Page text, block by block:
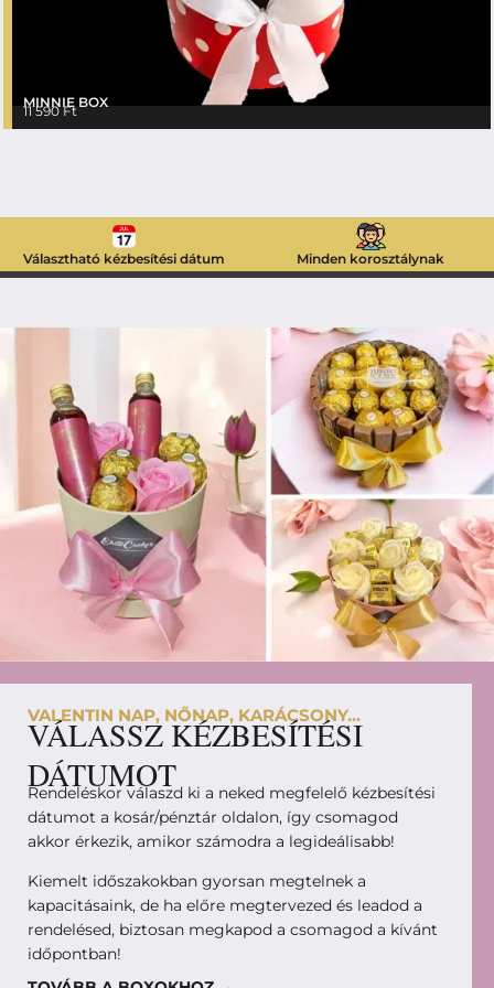
MINNIE BOX
11 590Ft
Választható kézbesítési dátum Minden korosztálynak
VALENTIN NAP, NŐNAP, KARÁCSONY...
VÁLASSZ KÉZBESÍTÉSI
DÁTUMOT
Rendeléskor válaszd ki a neked megfelelő kézbesítési
dátumot a kosár/pénztár oldalon, így csomagod
akkor érkezik, amikor számodra a legideálisabb!
Kiemelt időszakokban gyorsan megtelnek a
kapacitásaink, de ha előre megtervezed és leadod a
rendelésed, biztosan megkapod a csomagod a kívánt
időpontban!